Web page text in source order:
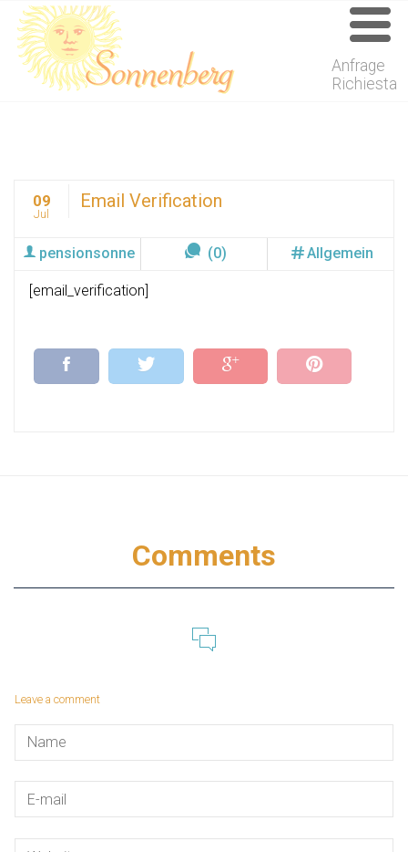
Anfrage
Richiesta
09
Jul
Email Verification
pensionsonne (0) Allgemein
[email_verification]
Comments
Leave a comment